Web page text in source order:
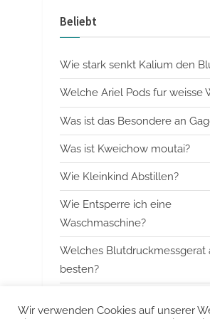
o
s
t
:
Beliebt
Wie stark senkt Kalium den
Welche Ariel Pods fur weisse
Was ist das Besondere an
Was ist Kweichow moutai?
Wie Kleinkind Abstillen?
Wie Entsperre ich eine
Waschmaschine?
Welches Blutdruckmessgerat
besten?
Wir verwenden Cookies auf unserer